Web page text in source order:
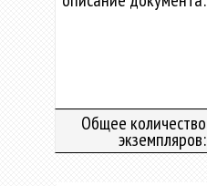
Общее количество
экземпляров: